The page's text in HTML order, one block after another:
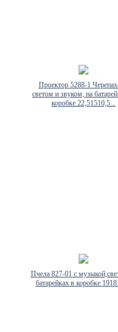
Проектор 5288-1
светом и звуком, на
коробке 22,51510,5...
Пчела 827-01 с
батарейках в коробке